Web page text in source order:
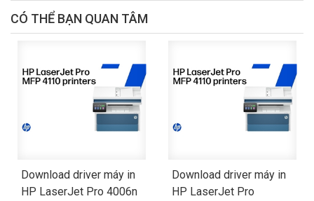
CÓ THỂ BẠN QUAN TÂM
Download driver máy in
HP LaserJet Pro 4006n
Download driver máy in
HP LaserJet Pro